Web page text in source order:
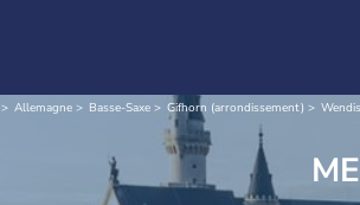
Allemagne Basse-Saxe Gifhorn (arrondissement)